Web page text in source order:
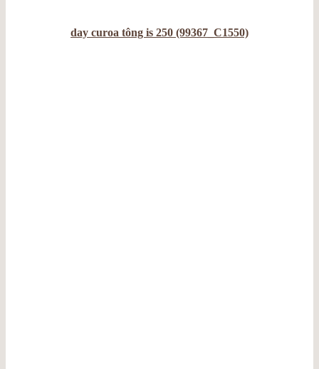
day curoa tông is 250 (99367_C1550)